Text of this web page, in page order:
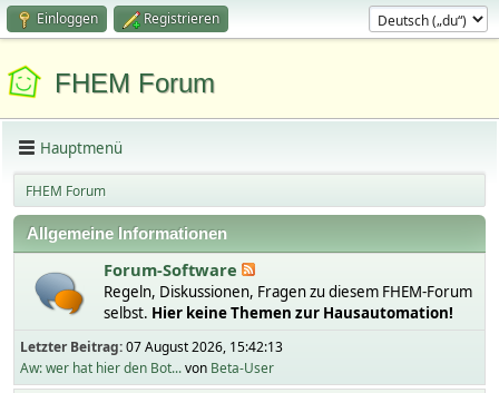
Einloggen Registrieren
FHEM Forum
Hauptmenü
FHEM Forum
Allgemeine Informationen
Forum-Software
Regeln, Diskussionen, Fragen zu diesem FHEM-Forum
selbst. Hier keine Themen zur Hausautomation!
Letzter Beitrag:07 August 2026, 15:42:13
Aw: wer hat hier den Bot...von Beta-User